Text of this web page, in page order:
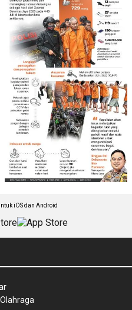
iOS dan Android
Olahraga